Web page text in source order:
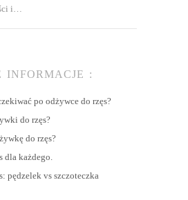
i…
INFORMACJE :
po odżywce do rzęs?
do rzęs?
do rzęs?
dla każdego.
pędzelek vs szczoteczka